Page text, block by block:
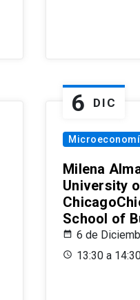
6 DIC
Milena
University
School of
6 de
13:30 a